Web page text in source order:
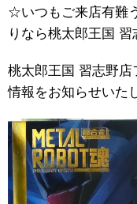
☆いつもご来店有難
りなら桃太郎王国
桃太郎王国 習志野店
情報をお知らせいた